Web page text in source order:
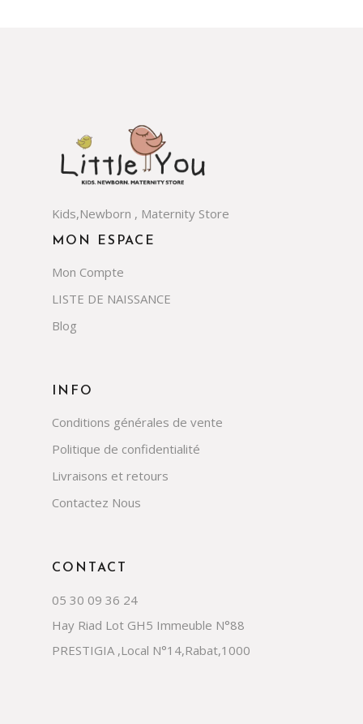
CONTACT
05 30 09 36 24
Hay Riad Lot GH5 Immeuble N°88
PRESTIGIA ,Local N°14,Rabat,1000
INFO
Conditions générales de vente
Politique de confidentialité
Livraisons et retours
Contactez Nous
MON ESPACE
Mon Compte
LISTE DE NAISSANCE
Blog
Kids,Newborn , Maternity Store